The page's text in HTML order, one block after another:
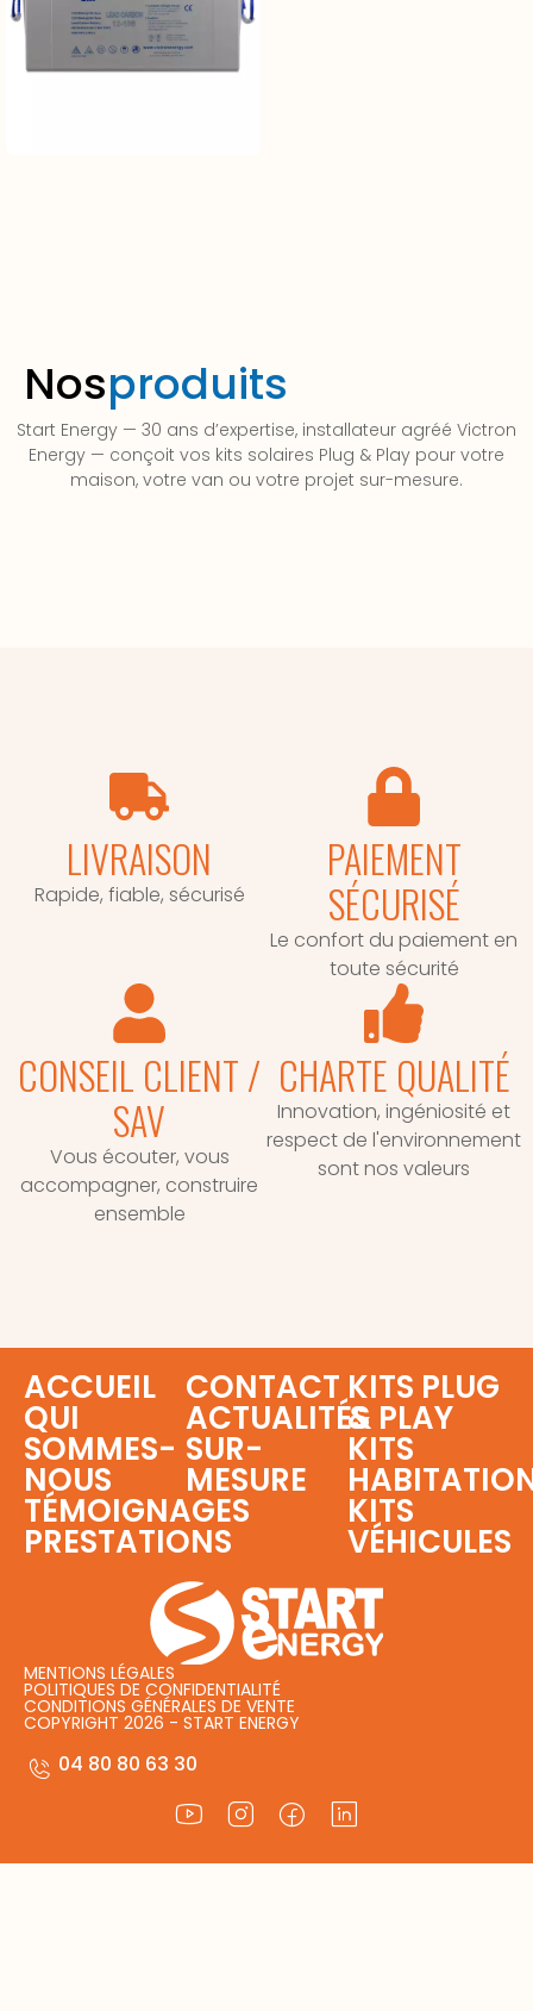
Nosproduits
Start Energy — 30 ans d’expertise, installateur agréé Victron
Energy — conçoit vos kits solaires Plug & Play pour votre
maison, votre van ou votre projet sur-mesure.
LIVRAISON
Rapide, fiable, sécurisé
PAIEMENT
SÉCURISÉ
Le confort du paiement en
toute sécurité
CONSEIL CLIENT /
SAV
Vous écouter, vous
accompagner, construire
ensemble
CHARTE QUALITÉ
Innovation, ingéniosité et
respect de l'environnement
sont nos valeurs
MENTIONS LÉGALES
POLITIQUES DE CONFIDENTIALITÉ
CONDITIONS GÉNÉRALES DE VENTE
COPYRIGHT 2026 - START ENERGY
ACCUEIL
QUI
SOMMES-
NOUS
TÉMOIGNAGES
PRESTATIONS
CONTACT
ACTUALITÉS
SUR-
MESURE
KITS PLUG
& PLAY
KITS
KITS
VÉHICULES
04 80 80 63 30